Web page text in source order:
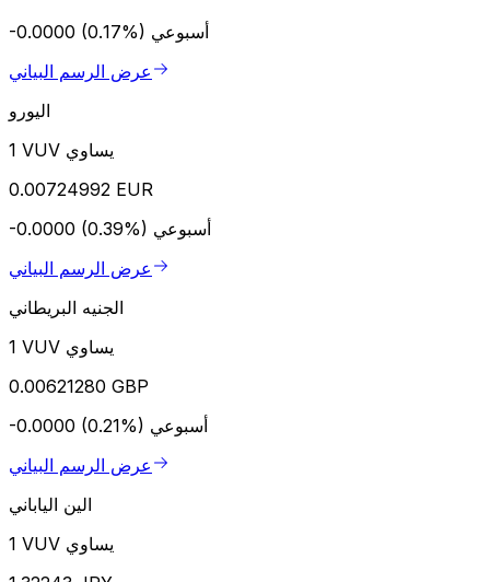
-0.0000 (0.17%) أسبوعي
عرض الرسم البياني
اليورو
1 VUV يساوي
0.00724992 EUR
-0.0000 (0.39%) أسبوعي
عرض الرسم البياني
الجنيه البريطاني
1 VUV يساوي
0.00621280 GBP
-0.0000 (0.21%) أسبوعي
عرض الرسم البياني
الين الياباني
1 VUV يساوي